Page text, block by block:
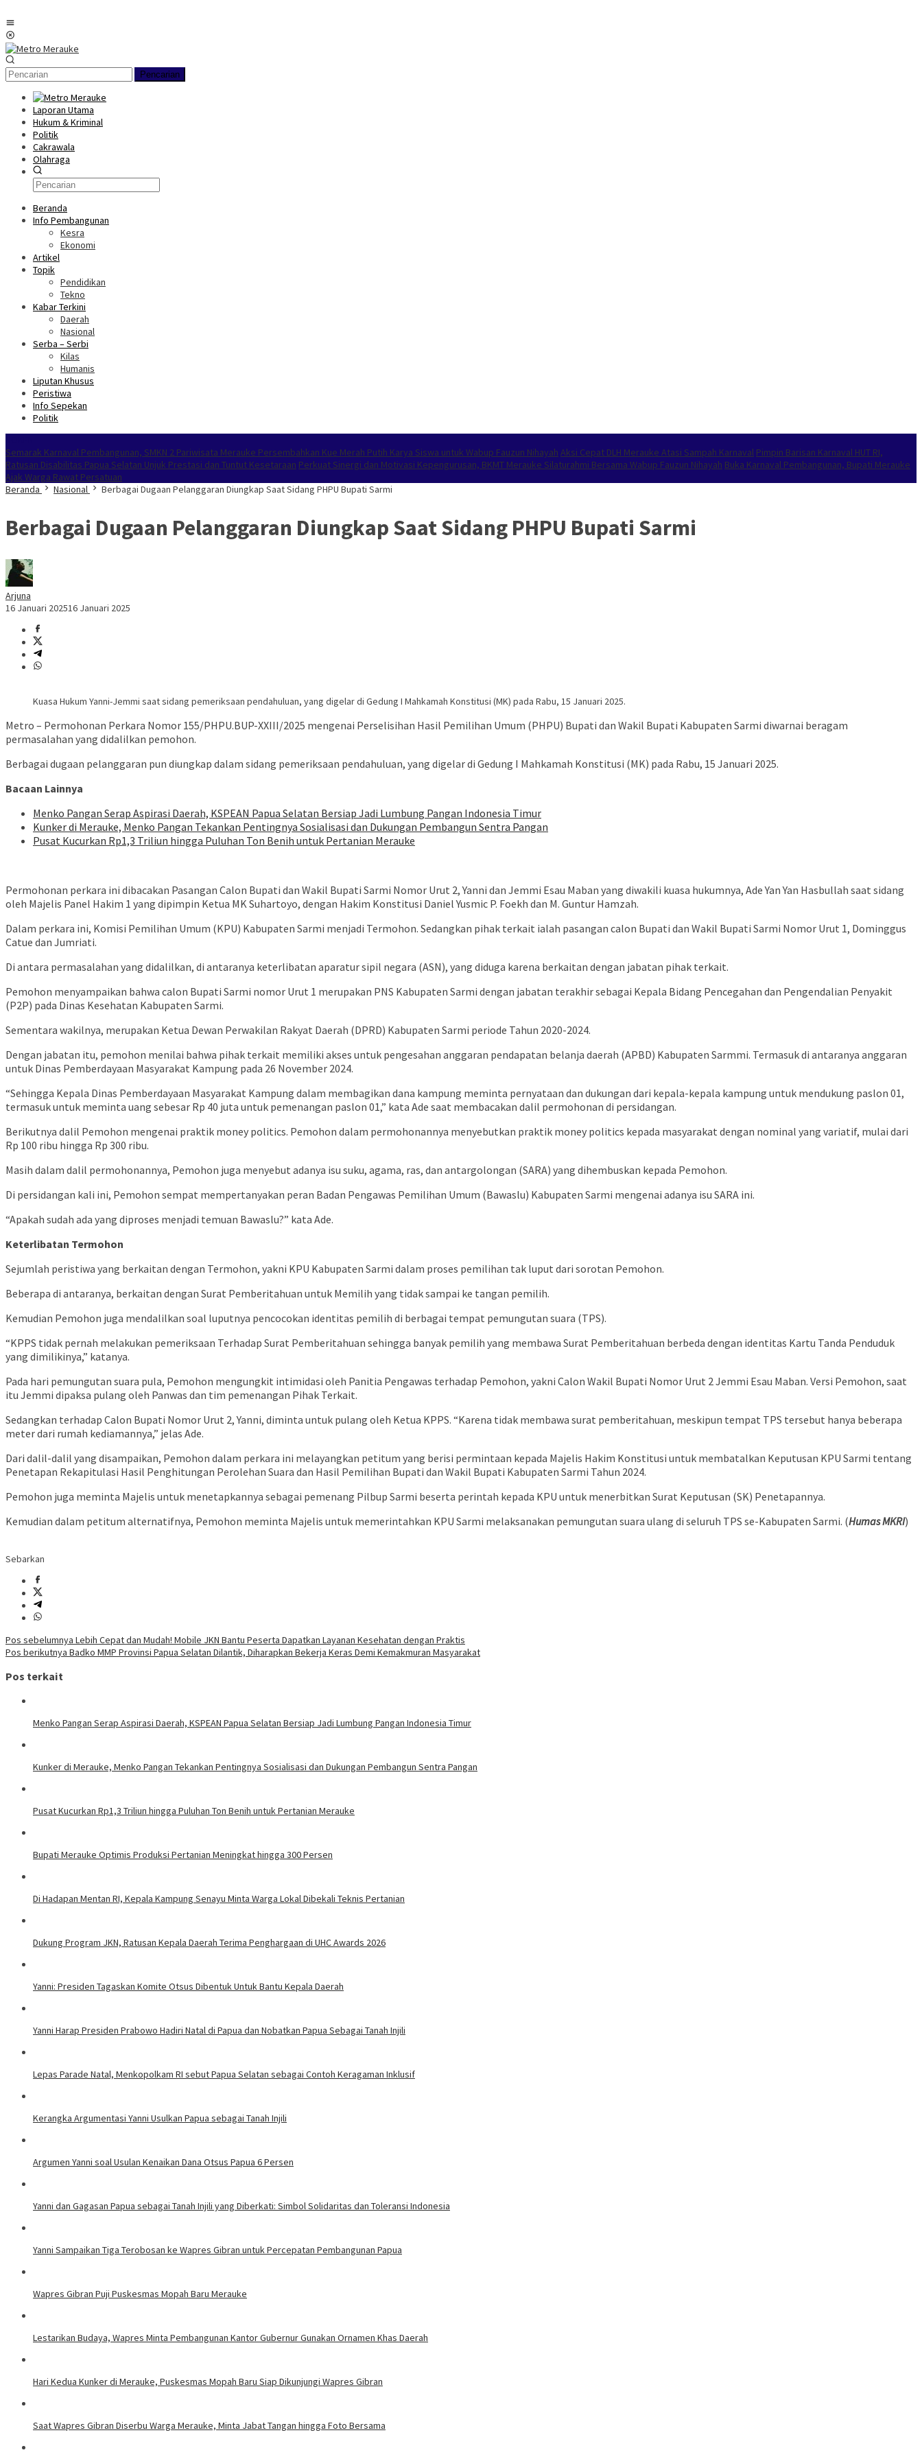
ke
konten
Pencarian
Laporan Utama
Hukum & Kriminal
Politik
Cakrawala
Olahraga
Beranda
Info Pembangunan
Kesra
Ekonomi
Artikel
Topik
Pendidikan
Tekno
Kabar Terkini
Daerah
Nasional
Serba – Serbi
Kilas
Humanis
Liputan Khusus
Peristiwa
Info Sepekan
Politik
Semarak Karnaval Pembangunan, SMKN 2 Pariwisata Merauke Persembahkan Kue Merah Putih Karya Siswa untuk Wabup Fauzun Nihayah Aksi Cepat DLH Merauke Atasi Sampah Karnaval Pimpin Barisan Karnaval HUT RI,
Ratusan Disabilitas Papua Selatan Unjuk Prestasi dan Tuntut Kesetaraan Perkuat Sinergi dan Motivasi Kepengurusan, BKMT Merauke Silaturahmi Bersama Wabup Fauzun Nihayah Buka Karnaval Pembangunan, Bupati Merauke
Ajak Warga Rawat Persatuan
Beranda
Nasional Berbagai Dugaan Pelanggaran Diungkap Saat Sidang PHPU Bupati Sarmi
Berbagai Dugaan Pelanggaran Diungkap Saat Sidang PHPU Bupati Sarmi
Arjuna
16 Januari 202516 Januari 2025
Kuasa Hukum Yanni-Jemmi saat sidang pemeriksaan pendahuluan, yang digelar di Gedung I Mahkamah Konstitusi (MK) pada Rabu, 15 Januari 2025.
Metro – Permohonan Perkara Nomor 155/PHPU.BUP-XXIII/2025 mengenai Perselisihan Hasil Pemilihan Umum (PHPU) Bupati dan Wakil Bupati Kabupaten Sarmi diwarnai beragam
permasalahan yang didalilkan pemohon.
Berbagai dugaan pelanggaran pun diungkap dalam sidang pemeriksaan pendahuluan, yang digelar di Gedung I Mahkamah Konstitusi (MK) pada Rabu, 15 Januari 2025.
Bacaan Lainnya
Menko Pangan Serap Aspirasi Daerah, KSPEAN Papua Selatan Bersiap Jadi Lumbung Pangan Indonesia Timur
Kunker di Merauke, Menko Pangan Tekankan Pentingnya Sosialisasi dan Dukungan Pembangun Sentra Pangan
Pusat Kucurkan Rp1,3 Triliun hingga Puluhan Ton Benih untuk Pertanian Merauke
Permohonan perkara ini dibacakan Pasangan Calon Bupati dan Wakil Bupati Sarmi Nomor Urut 2, Yanni dan Jemmi Esau Maban yang diwakili kuasa hukumnya, Ade Yan Yan Hasbullah saat sidang
oleh Majelis Panel Hakim 1 yang dipimpin Ketua MK Suhartoyo, dengan Hakim Konstitusi Daniel Yusmic P. Foekh dan M. Guntur Hamzah.
Dalam perkara ini, Komisi Pemilihan Umum (KPU) Kabupaten Sarmi menjadi Termohon. Sedangkan pihak terkait ialah pasangan calon Bupati dan Wakil Bupati Sarmi Nomor Urut 1, Dominggus
Catue dan Jumriati.
Di antara permasalahan yang didalilkan, di antaranya keterlibatan aparatur sipil negara (ASN), yang diduga karena berkaitan dengan jabatan pihak terkait.
Pemohon menyampaikan bahwa calon Bupati Sarmi nomor Urut 1 merupakan PNS Kabupaten Sarmi dengan jabatan terakhir sebagai Kepala Bidang Pencegahan dan Pengendalian Penyakit
(P2P) pada Dinas Kesehatan Kabupaten Sarmi.
Sementara wakilnya, merupakan Ketua Dewan Perwakilan Rakyat Daerah (DPRD) Kabupaten Sarmi periode Tahun 2020-2024.
Dengan jabatan itu, pemohon menilai bahwa pihak terkait memiliki akses untuk pengesahan anggaran pendapatan belanja daerah (APBD) Kabupaten Sarmmi. Termasuk di antaranya anggaran
untuk Dinas Pemberdayaan Masyarakat Kampung pada 26 November 2024.
“Sehingga Kepala Dinas Pemberdayaan Masyarakat Kampung dalam membagikan dana kampung meminta pernyataan dan dukungan dari kepala-kepala kampung untuk mendukung paslon 01,
termasuk untuk meminta uang sebesar Rp 40 juta untuk pemenangan paslon 01,” kata Ade saat membacakan dalil permohonan di persidangan.
Berikutnya dalil Pemohon mengenai praktik money politics. Pemohon dalam permohonannya menyebutkan praktik money politics kepada masyarakat dengan nominal yang variatif, mulai dari
Rp 100 ribu hingga Rp 300 ribu.
Masih dalam dalil permohonannya, Pemohon juga menyebut adanya isu suku, agama, ras, dan antargolongan (SARA) yang dihembuskan kepada Pemohon.
Di persidangan kali ini, Pemohon sempat mempertanyakan peran Badan Pengawas Pemilihan Umum (Bawaslu) Kabupaten Sarmi mengenai adanya isu SARA ini.
“Apakah sudah ada yang diproses menjadi temuan Bawaslu?” kata Ade.
Keterlibatan Termohon
Sejumlah peristiwa yang berkaitan dengan Termohon, yakni KPU Kabupaten Sarmi dalam proses pemilihan tak luput dari sorotan Pemohon.
Beberapa di antaranya, berkaitan dengan Surat Pemberitahuan untuk Memilih yang tidak sampai ke tangan pemilih.
Kemudian Pemohon juga mendalilkan soal luputnya pencocokan identitas pemilih di berbagai tempat pemungutan suara (TPS).
“KPPS tidak pernah melakukan pemeriksaan Terhadap Surat Pemberitahuan sehingga banyak pemilih yang membawa Surat Pemberitahuan berbeda dengan identitas Kartu Tanda Penduduk
yang dimilikinya,” katanya.
Pada hari pemungutan suara pula, Pemohon mengungkit intimidasi oleh Panitia Pengawas terhadap Pemohon, yakni Calon Wakil Bupati Nomor Urut 2 Jemmi Esau Maban. Versi Pemohon, saat
itu Jemmi dipaksa pulang oleh Panwas dan tim pemenangan Pihak Terkait.
Sedangkan terhadap Calon Bupati Nomor Urut 2, Yanni, diminta untuk pulang oleh Ketua KPPS. “Karena tidak membawa surat pemberitahuan, meskipun tempat TPS tersebut hanya beberapa
meter dari rumah kediamannya,” jelas Ade.
Dari dalil-dalil yang disampaikan, Pemohon dalam perkara ini melayangkan petitum yang berisi permintaan kepada Majelis Hakim Konstitusi untuk membatalkan Keputusan KPU Sarmi tentang
Penetapan Rekapitulasi Hasil Penghitungan Perolehan Suara dan Hasil Pemilihan Bupati dan Wakil Bupati Kabupaten Sarmi Tahun 2024.
Pemohon juga meminta Majelis untuk menetapkannya sebagai pemenang Pilbup Sarmi beserta perintah kepada KPU untuk menerbitkan Surat Keputusan (SK) Penetapannya.
Kemudian dalam petitum alternatifnya, Pemohon meminta Majelis untuk memerintahkan KPU Sarmi melaksanakan pemungutan suara ulang di seluruh TPS se-Kabupaten Sarmi. (Humas MKRI)
Sebarkan
Navigasi
pos
Pos sebelumnya Lebih Cepat dan Mudah! Mobile JKN Bantu Peserta Dapatkan Layanan Kesehatan dengan Praktis
Pos berikutnya Badko MMP Provinsi Papua Selatan Dilantik, Diharapkan Bekerja Keras Demi Kemakmuran Masyarakat
Pos terkait
Menko Pangan Serap Aspirasi Daerah, KSPEAN Papua Selatan Bersiap Jadi Lumbung Pangan Indonesia Timur
Kunker di Merauke, Menko Pangan Tekankan Pentingnya Sosialisasi dan Dukungan Pembangun Sentra Pangan
Pusat Kucurkan Rp1,3 Triliun hingga Puluhan Ton Benih untuk Pertanian Merauke
Bupati Merauke Optimis Produksi Pertanian Meningkat hingga 300 Persen
Di Hadapan Mentan RI, Kepala Kampung Senayu Minta Warga Lokal Dibekali Teknis Pertanian
Dukung Program JKN, Ratusan Kepala Daerah Terima Penghargaan di UHC Awards 2026
Yanni: Presiden Tagaskan Komite Otsus Dibentuk Untuk Bantu Kepala Daerah
Yanni Harap Presiden Prabowo Hadiri Natal di Papua dan Nobatkan Papua Sebagai Tanah Injili
​Lepas Parade Natal, Menkopolkam RI sebut Papua Selatan sebagai Contoh Keragaman Inklusif
Kerangka Argumentasi Yanni Usulkan Papua sebagai Tanah Injili
Argumen Yanni soal Usulan Kenaikan Dana Otsus Papua 6 Persen
Yanni dan Gagasan Papua sebagai Tanah Injili yang Diberkati: Simbol Solidaritas dan Toleransi Indonesia
Yanni Sampaikan Tiga Terobosan ke Wapres Gibran untuk Percepatan Pembangunan Papua
Wapres Gibran Puji Puskesmas Mopah Baru Merauke
Lestarikan Budaya, Wapres Minta Pembangunan Kantor Gubernur Gunakan Ornamen Khas Daerah
Hari Kedua Kunker di Merauke, Puskesmas Mopah Baru Siap Dikunjungi Wapres Gibran
Saat Wapres Gibran Diserbu Warga Merauke, Minta Jabat Tangan hingga Foto Bersama